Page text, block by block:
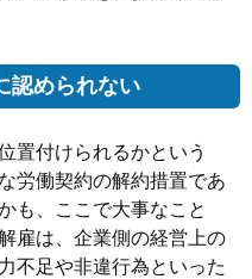
認められない
置付けられるかという
労働契約の解約措置であ
も、ここで大事なこと
雇は、企業側の経営上の
不足や非違行為といった